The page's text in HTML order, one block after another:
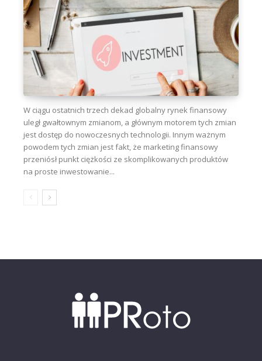
W ciągu ostatnich trzech dekad globalny rynek finansowy
uległ gwałtownym zmianom, a głównym motorem tych zmian
jest dostęp do nowoczesnych technologii. Innym ważnym
powodem tych zmian jest fakt, że marketing finansowy
przeniósł punkt ciężkości ze skomplikowanych produktów
na proste inwestowanie...